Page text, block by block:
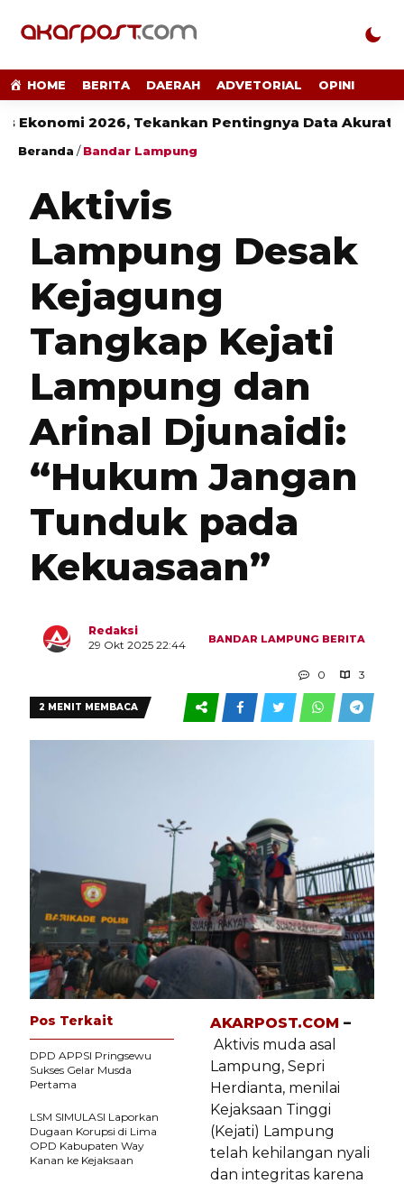
HOME BERITA DAERAH ADVETORIAL OPINI
2026, Tekankan Pentingnya Data Akurat untuk
Beranda /Bandar Lampung
Aktivis
Lampung Desak
Kejagung
Tangkap Kejati
Lampung dan
Arinal Djunaidi:
“Hukum Jangan
Tunduk pada
Kekuasaan”
Redaksi
29 Okt 2025 22:44
BANDAR LAMPUNG BERITA
0 3
2 MENIT MEMBACA
AKARPOST.COM –
Aktivis muda asal
Lampung, Sepri
Herdianta, menilai
Kejaksaan Tinggi
(Kejati) Lampung
telah kehilangan nyali
dan integritas karena
Pos Terkait
DPD APPSI Pringsewu
Sukses Gelar Musda
Pertama
LSM SIMULASI Laporkan
Dugaan Korupsi di Lima
OPD Kabupaten Way
Kanan ke Kejaksaan